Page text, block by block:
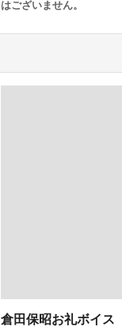
はございません。
倉田保昭お礼ボイス